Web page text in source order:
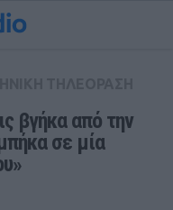
βγήκα από την
σε μία